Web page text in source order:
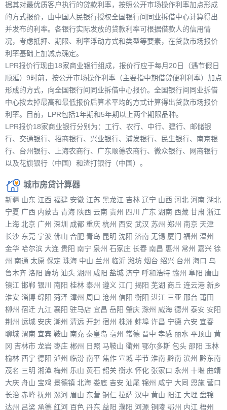
据其对最优质客户执行的贷款利率，按照公开市场操作利率加点形成
的方式报价，由中国人民银行授权全国银行间同业拆借中心计算得出
并发布的利率。各银行实际发放的贷款利率可根据借款人的信用情
况，考虑抵押、期限、利率浮动方式和类型等要素，在贷款市场报价
利率基础上加减点确定。
LPR报价行现由18家商业银行组成，报价行应于每月20日（遇节假日
顺延）9时前，按公开市场操作利率（主要指中期借贷便利利率）加点
形成的方式，向全国银行间同业拆借中心报价。全国银行间同业拆借
中心按去掉最高和最低报价后算术平均的方式计算得出贷款市场报价
利率。目前，LPR包括1年期和5年期以上两个期限品种。
LPR报价18家商业银行分别为：工行、农行、中行、建行、邮储银
行、交通银行、招商银行、兴业银行、浦发银行、民生银行、南京银
行、台州银行、上海农商行、广东顺德农商行、微众银行、网商银行
以及花旗银行（中国）和渣打银行（中国）。
城市房贷计算器
新疆 山东 江西 福建 安徽 江苏 黑龙江 吉林 辽宁 山西 河北 河南 湖北
宁夏 广西 内蒙古 青海 陕西 云南 贵州 四川 广东 湖南 西藏 甘肃 浙江
上海 北京 广州 深圳 成都 重庆 杭州 西安 武汉 苏州 郑州 南京 天津
长沙 东莞 宁波 佛山 合肥 青岛 昆明 沈阳 济南 无锡 厦门 福州 温州
金华 哈尔滨 大连 贵阳 南宁 泉州 石家庄 长春 南昌 惠州 常州 嘉兴 徐
州 南通 太原 保定 珠海 中山 兰州 临沂 潍坊 烟台 绍兴 台州 海口 乌
鲁木齐 洛阳 廊坊 汕头 湖州 咸阳 盐城 济宁 呼和浩特 赣州 阜阳 唐山
镇江 邯郸 银川 南阳 桂林 泰州 遵义 江门 揭阳 芜湖 商丘 连云港 新乡
淮安 淄博 绵阳 菏泽 漳州 周口 沧州 信阳 衡阳 湛江 三亚 邢台 莆田
柳州 宿迁 九江 襄阳 驻马店 宜昌 岳阳 肇庆 滁州 威海 德州 泰安 安阳
荆州 运城 安庆 潮州 清远 开封 宿州 株洲 蚌埠 许昌 宁德 六安 宜春
聊城 渭南 宜宾 鞍山 南充 秦皇岛 亳州 常德 晋中 孝感 丽水 平顶山 黄
冈 吉林市 龙岩 枣庄 郴州 日照 马鞍山 衢州 鄂尔多斯 包头 邵阳 玉林
榆林 西宁 德阳 泸州 临汾 南平 焦作 宣城 毕节 淮南 黔南 滨州 黔东南
茂名 三明 湘潭 梅州 乐山 黄石 韶关 衡水 怀化 张家口 永州 十堰 曲靖
大庆 舟山 宝鸡 景德镇 北海 娄底 吉安 汕尾 锦州 咸宁 大同 恩施 营口
长治 赤峰 抚州 漯河 眉山 东营 铜仁 拉萨 汉中 黄山 阳江 大理 盘锦
达州 吕梁 承德 红河 百色 丹东 益阳 濮阳 河源 铜陵 鄂州 内江 梧州